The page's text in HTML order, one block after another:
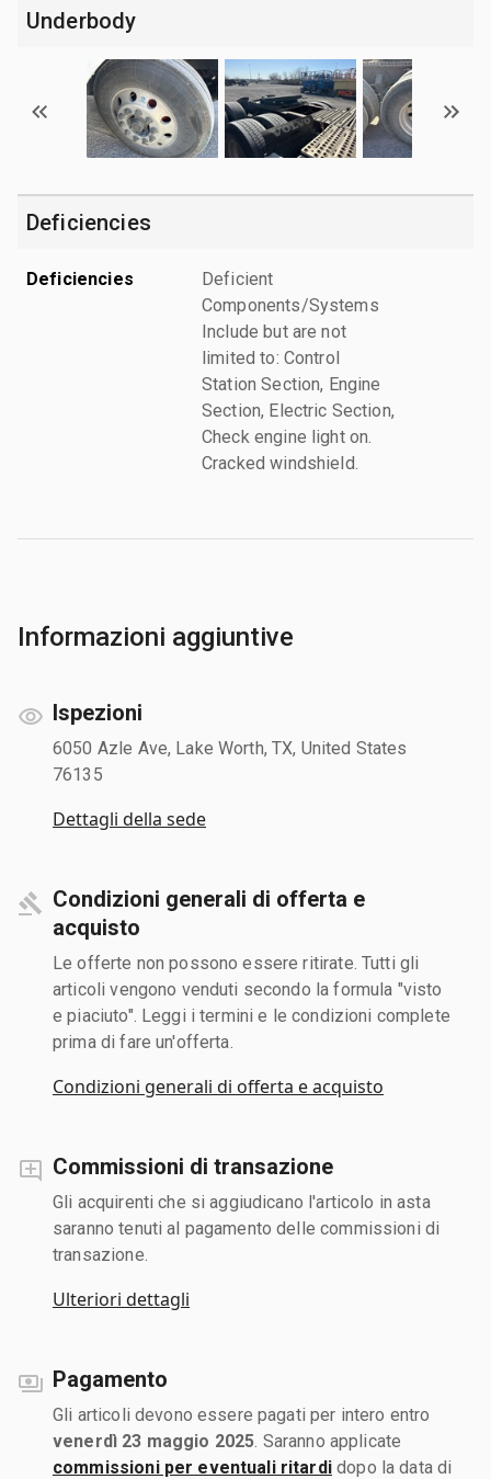
Underbody
Deficiencies
Deficiencies
Deficient
Components/Systems
Include but are not
limited to: Control
Station Section, Engine
Section, Electric Section,
Check engine light on.
Cracked windshield.
Informazioni aggiuntive
Ispezioni
6050 Azle Ave, Lake Worth, TX, United States
76135
Dettagli della sede
Condizioni generali di offerta e
acquisto
Le offerte non possono essere ritirate. Tutti gli
articoli vengono venduti secondo la formula "visto
e piaciuto". Leggi i termini e le condizioni complete
prima di fare un'offerta.
Condizioni generali di offerta e acquisto
Commissioni di transazione
Gli acquirenti che si aggiudicano l'articolo in asta
saranno tenuti al pagamento delle commissioni di
transazione.
Ulteriori dettagli
Pagamento
Gli articoli devono essere pagati per intero entro
venerdì 23 maggio 2025 . Saranno applicate
commissioni per eventuali ritardidopo la data di